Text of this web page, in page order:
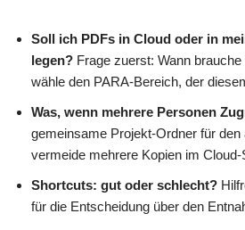
Soll ich PDFs in Cloud oder in
legen? Frage zuerst: Wann
wähle den PARA-Bereich, der
Was, wenn mehrere Personen
gemeinsame Projekt-Ordner für
vermeide mehrere Kopien im Cloud-
Shortcuts: gut oder schlecht?
für die Entscheidung über den